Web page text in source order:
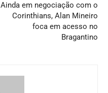
Ainda em negociação com o
Corinthians, Alan Mineiro
foca em acesso no
Bragantino